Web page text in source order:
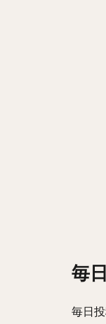
毎
毎日